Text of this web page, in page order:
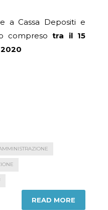
a Cassa Depositi e
compresotra il 15
READ MORE